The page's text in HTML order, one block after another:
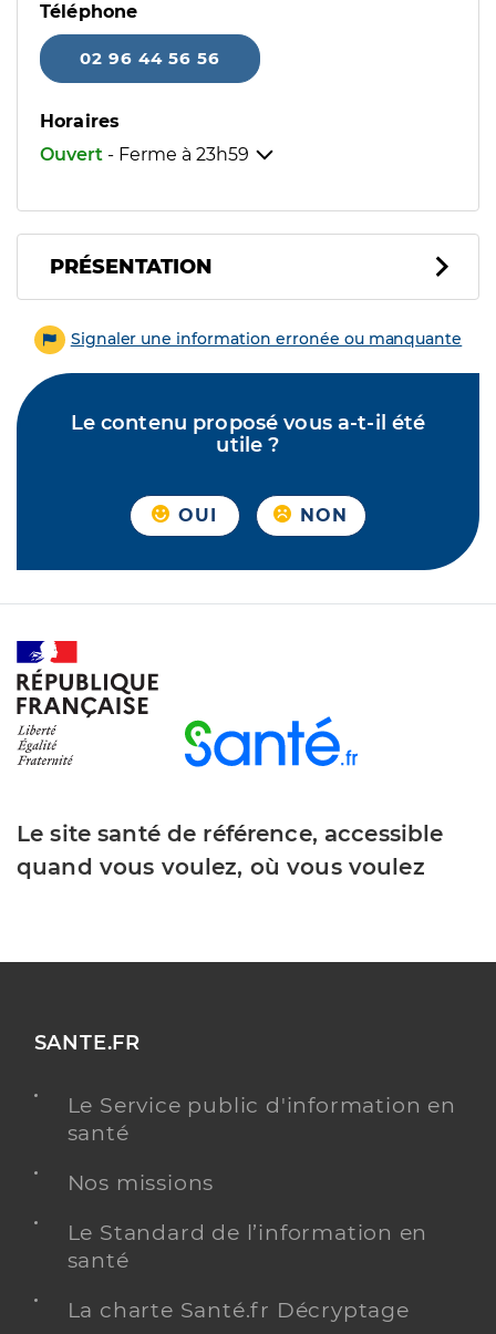
Téléphone
02 96 44 56 56
Horaires
Ouvert - Ferme à 23h59
PRÉSENTATION
Signaler une information erronée ou manquante
Le contenu proposé vous a-t-il été
utile ?
OUI NON
Le site santé de référence, accessible
quand vous voulez, où vous voulez
SANTE.FR
Le Service public d'information en
santé
Nos missions
Le Standard de l’information en
santé
La charte Santé.fr Décryptage